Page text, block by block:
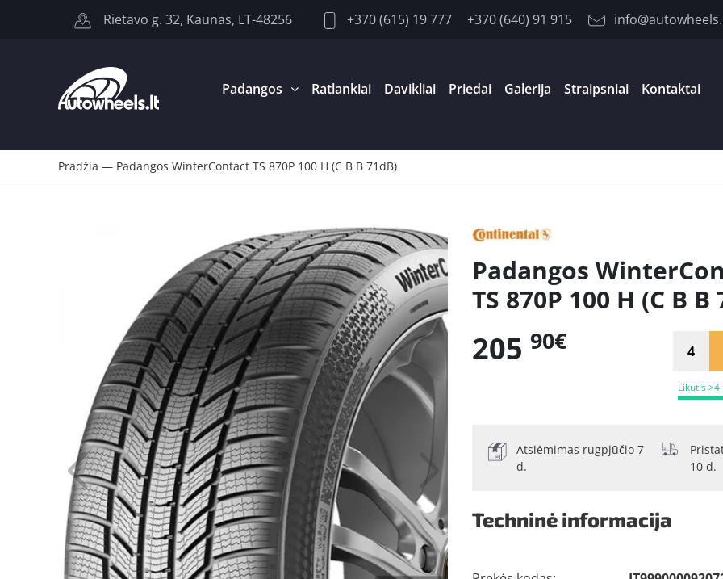
Rietavo g. 32, Kaunas, LT-48256 +370 (615) 19 777 +370 (640) 91 915
Padangos Ratlankiai Davikliai Priedai Galerija Straipsniai Kontaktai
Pradžia — Padangos WinterContact TS 870P 100 H (C B B 71dB)
Padangos
TS 870P 100 H (C B B
Likutis >4
205 90€
Atsiėmimas rugpjūčio 7
d.
10 d.
Techninė informacija